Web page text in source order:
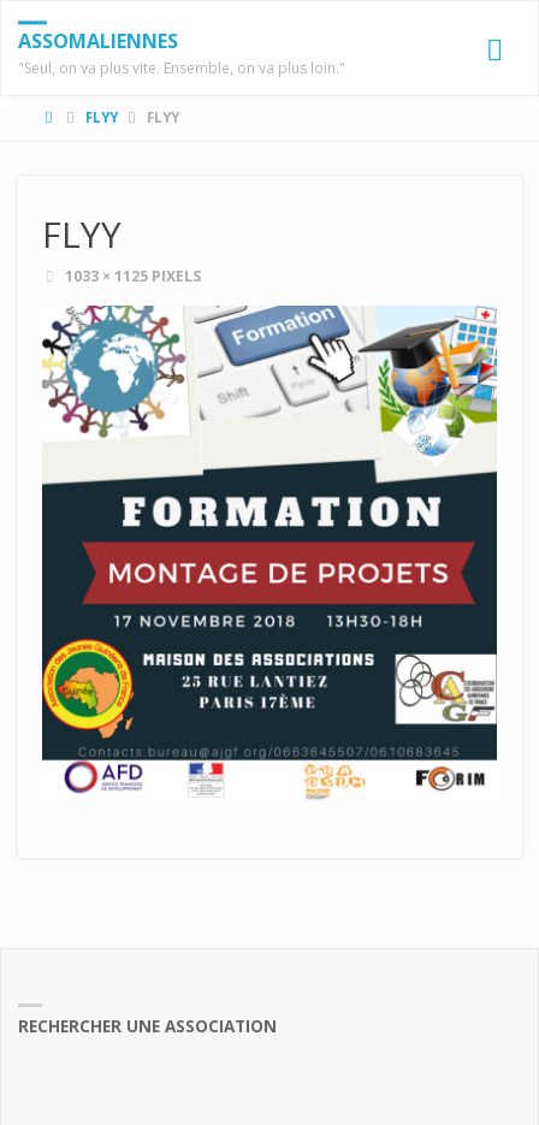
ASSOMALIENNES
"Seul, on va plus vite. Ensemble, on va plus loin."
HOMEFLYY FLYY
FLYY
FULL1033 × 1125 PIXELS
RECHERCHER UNE ASSOCIATION